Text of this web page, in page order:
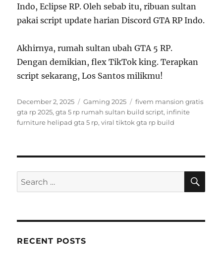
Indo, Eclipse RP. Oleh sebab itu, ribuan sultan
pakai script update harian Discord GTA RP Indo.
Akhirnya, rumah sultan ubah GTA 5 RP.
Dengan demikian, flex TikTok king. Terapkan
script sekarang, Los Santos milikmu!
Posted
on
December 2, 2025 Categories
Gaming 2025 Tags
fivem mansion gratis
gta rp 2025,gta 5 rp rumah sultan build script, infinite
furniture helipad gta 5 rp,viral tiktok gta rp build
Search
for:
RECENT POSTS